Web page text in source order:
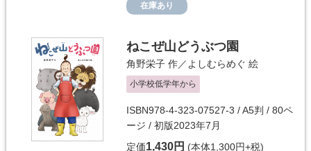
在庫あり
ねこぜ山どうぶつ園
角野栄子 作／ よしむらめぐ 絵
小学校低学年から
ISBN978-4-323-07527-3 / A5判 / 80ペ
ージ / 初版2023年7月
定価1,430円 (本体1,300円+税)